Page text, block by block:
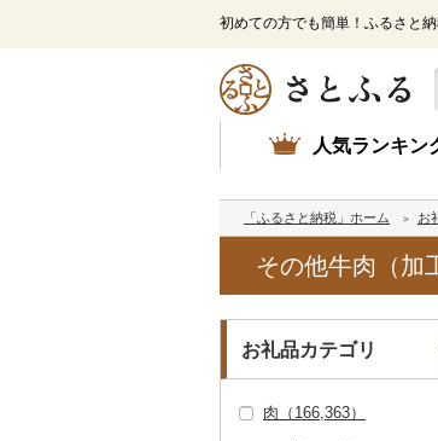
初めての方でも簡単！ふるさと納
人気ランキン
「ふるさと納税」ホーム お
その他牛肉（加
お礼品カテゴリ
肉（166,363）